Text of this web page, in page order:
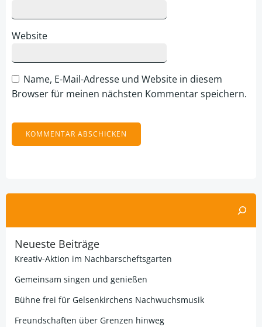
Website
Name, E-Mail-Adresse und Website in diesem
Browser für meinen nächsten Kommentar speichern.
Neueste Beiträge
Kreativ-Aktion im Nachbarscheftsgarten
Gemeinsam singen und genießen
Bühne frei für Gelsenkirchens Nachwuchsmusik
Freundschaften über Grenzen hinweg